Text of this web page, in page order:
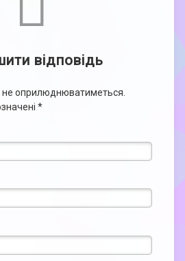
відповідь
оприлюднюватиметься.
*